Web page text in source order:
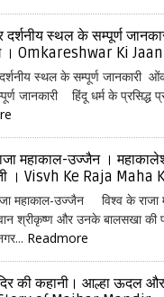
दर्शनीय स्थल के सम्पूर्ण
। Omkareshwar Ki
स्थल के सम्पूर्ण जानकारी
जानकारी हिंदू धर्म के प्रसिद्ध
महाकाल-उज्जैन ।
। Visvh Ke Raja Maha
महाकाल-उज्जैन विश्व के राजा
श्रीकृष्ण और उनके बालसखा की
Readmore
की कहानी। आल्हा ऊदल और